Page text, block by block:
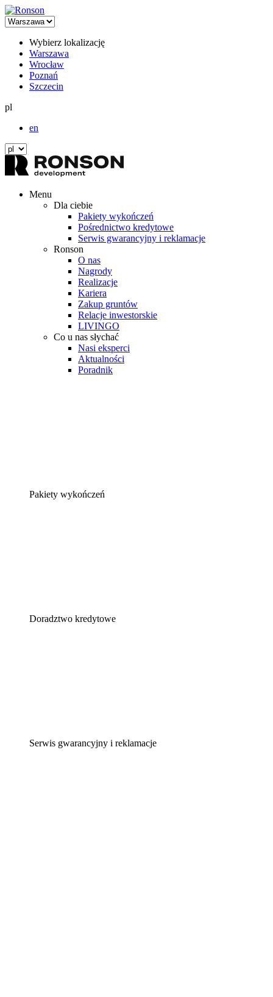
Wybierz lokalizację
Warszawa
Wrocław
Poznań
Szczecin
pl
en
Menu
Dla ciebie
Pakiety wykończeń
Pośrednictwo kredytowe
Serwis gwarancyjny i reklamacje
Ronson
O nas
Nagrody
Realizacje
Kariera
Zakup gruntów
Relacje inwestorskie
LIVINGO
Co u nas słychać
Nasi eksperci
Aktualności
Poradnik
Pakiety wykończeń
Doradztwo kredytowe
Serwis gwarancyjny i reklamacje